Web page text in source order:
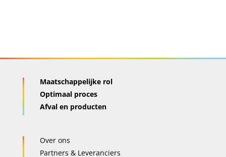
Maatschappelijke rol
Optimaal proces
Afval en producten
Over ons
Partners & Leveranciers